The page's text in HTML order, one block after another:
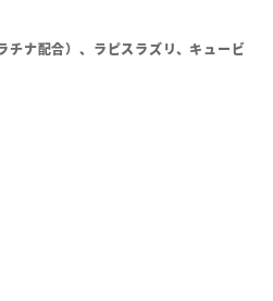
ナ配合）、ラピスラズリ、キュービ